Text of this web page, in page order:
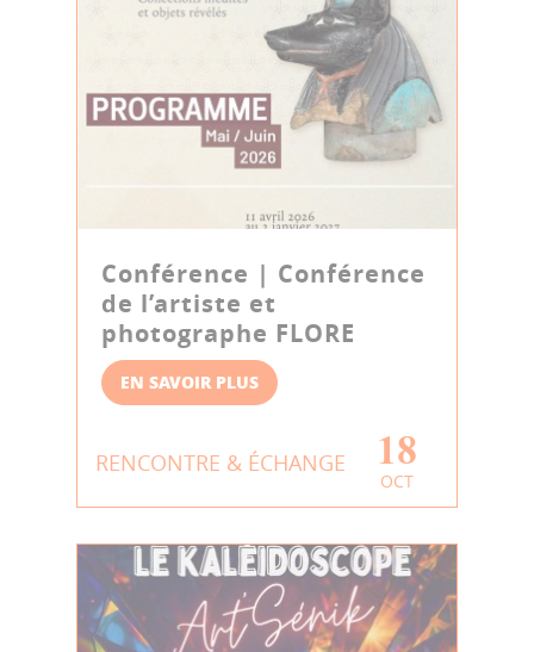
Conférence | Conférence
de l’artiste et
photographe FLORE
EN SAVOIR PLUS
RENCONTRE & ÉCHANGE 18
OCT